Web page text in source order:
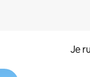
Je